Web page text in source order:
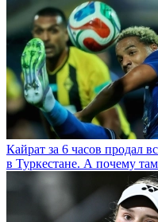
Кайрат за 6 часов продал
в Туркестане. А почему